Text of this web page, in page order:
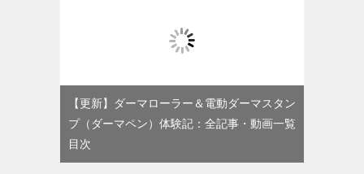
【更新】ダーマローラー＆電動ダーマスタン
プ（ダーマペン）体験記：全記事・動画一覧
目次